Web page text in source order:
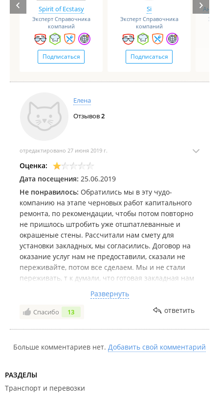
Spirit of Ecstasy
Эксперт Справочника
компаний
Подписаться
Si
Эксперт Справочника
компаний
Подписаться
Елена
Отзывов2
отредактировано 27 июня 2019 г.
Оценка:
Дата посещения: 25.06.2019
Не понравилось: Обратились мы в эту чудо-
компанию на этапе черновых работ капитального
ремонта, по рекомендации, чтобы потом повторно
не пришлось штробить уже отшпатлеванные и
окрашеные стены. Рассчитали нам смету для
установки закладных, мы согласились. Договор на
оказание услуг нам не предоставили, сказали не
переживайте, потом все сделаем. Мы и не стали
переживать, т к думали, что готовая закладная нам
кондиционер. Когда мы дошли до установки самого
кондиционера, а это произошло через пару
и установить мы можем кондиционер, только тот
который нам предлагает эта чудо компания, либо
они отказываются устанавливать оборудование
ими оборудование выше приблизительно в 1,5 раза
чем в том же *** или ***. На вопрос почему мне
Развернуть
Спасибо 13 ответить
Больше комментариев нет. Добавить свой комментарий
РАЗДЕЛЫ
Транспорт и перевозки